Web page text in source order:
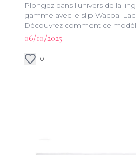
Plongez dans l'univers de la
gamme avec le slip Wacoal
Découvrez comment ce
et maintien pour une
06/10/2025
0